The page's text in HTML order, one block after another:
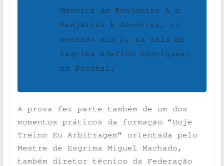
Madeira de Benjamins A e
Benjamins B decorreu, no
passado dia 2, na sala de
Esgrima Adelino Rodrigues,
no Funchal.
A prova fez parte também de um dos
momentos práticos da formação “Hoje
Treino Eu Arbitragem” orientada pelo
Mestre de Esgrima Miguel Machado,
também diretor técnico da Federação